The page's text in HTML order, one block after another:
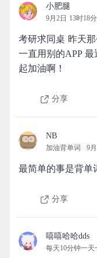
小肥腿
9月2日 13时18分
考研求同桌 昨天
一直用别的APP
起加油啊！
分享
NB
加油背单词 9
最简单的事是背单
分享
嘻嘻哈哈dds